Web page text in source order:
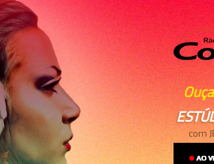
com